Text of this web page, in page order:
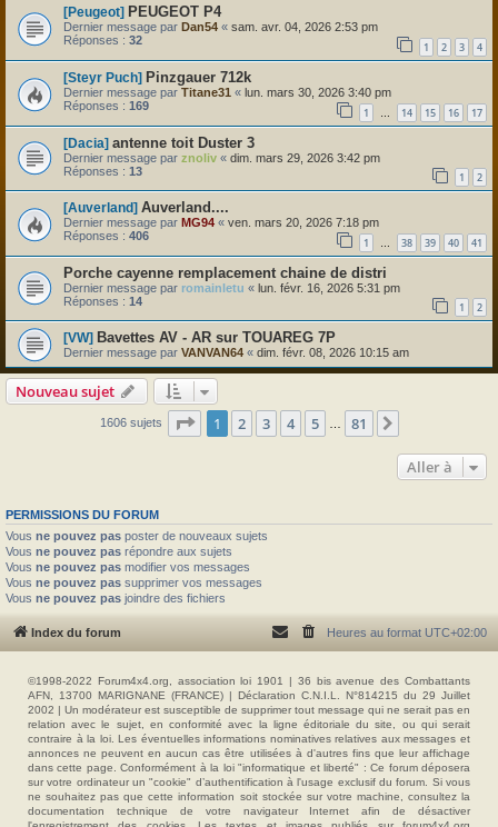
[Peugeot] PEUGEOT P4
Dernier message par Dan54 « sam. avr. 04, 2026 2:53 pm
Réponses : 32 1 2 3 4
[Steyr Puch] Pinzgauer 712k
Dernier message par Titane31 « lun. mars 30, 2026 3:40 pm
Réponses : 169 1 … 14 15 16 17
[Dacia] antenne toit Duster 3
Dernier message par znoliv « dim. mars 29, 2026 3:42 pm
Réponses : 13 1 2
[Auverland] Auverland....
Dernier message par MG94 « ven. mars 20, 2026 7:18 pm
Réponses : 406 1 … 38 39 40 41
Porche cayenne remplacement chaine de distri
Dernier message par romainletu « lun. févr. 16, 2026 5:31 pm
Réponses : 14 1 2
[VW] Bavettes AV - AR sur TOUAREG 7P
Dernier message par VANVAN64 « dim. févr. 08, 2026 10:15 am
Nouveau sujet
1606 sujets Page 1sur81
1 2 3 4 5 … 81
Aller à
PERMISSIONS DU FORUM
Vous ne pouvez pas poster de nouveaux sujets
Vous ne pouvez pas répondre aux sujets
Vous ne pouvez pas modifier vos messages
Vous ne pouvez pas supprimer vos messages
Vous ne pouvez pas joindre des fichiers
Index du forum Heures au format UTC+02:00
©1998-2022 Forum4x4.org, association loi 1901 | 36 bis avenue des Combattants
AFN, 13700 MARIGNANE (FRANCE) | Déclaration C.N.I.L. N°814215 du 29 Juillet
2002 | Un modérateur est susceptible de supprimer tout message qui ne serait pas en
relation avec le sujet, en conformité avec la ligne éditoriale du site, ou qui serait
contraire à la loi. Les éventuelles informations nominatives relatives aux messages et
annonces ne peuvent en aucun cas être utilisées à d'autres fins que leur affichage
dans cette page. Conformément à la loi "informatique et liberté" : Ce forum déposera
sur votre ordinateur un "cookie" d’authentification à l'usage exclusif du forum. Si vous
ne souhaitez pas que cette information soit stockée sur votre machine, consultez la
documentation technique de votre navigateur Internet afin de désactiver